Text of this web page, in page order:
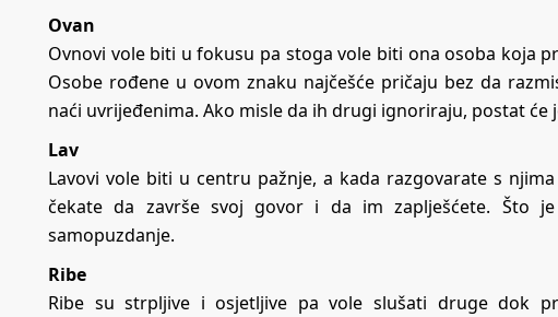
Ovan
Ovnovi vole biti u fokusu pa stoga vole biti ona osoba koja
Osobe rođene u ovom znaku najčešće pričaju bez da
naći uvrijeđenima. Ako misle da ih drugi ignoriraju, postat će
Lav
Lavovi vole biti u centru pažnje, a kada razgovarate s
čekate da završe svoj govor i da im zaplješćete. Što
samopuzdanje.
Ribe
Ribe su strpljive i osjetljive pa vole slušati druge dok